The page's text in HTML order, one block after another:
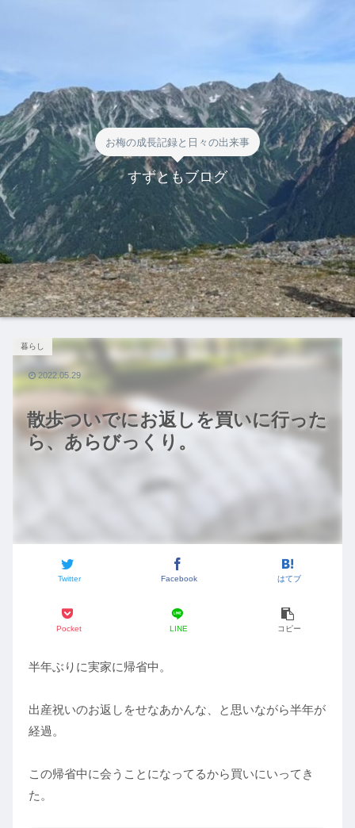
お梅の成長記録と日々の出来事
すずともブログ
散歩ついでにお返しを買いに行った
ら、あらびっくり。
暮らし
Twitter Facebook はてブ
Pocket LINE コピー
2022.05.29
半年ぶりに実家に帰省中。
出産祝いのお返しをせなあかんな、と思いながら半年が
経過。
この帰省中に会うことになってるから買いにいってき
た。